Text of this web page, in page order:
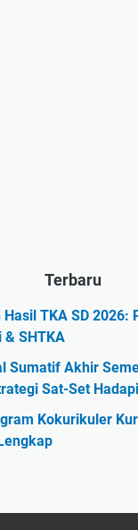
Terbaru
TKA SD 2026:
& SHTKA
Sumatif Akhir
Sat-Set
Kokurikuler